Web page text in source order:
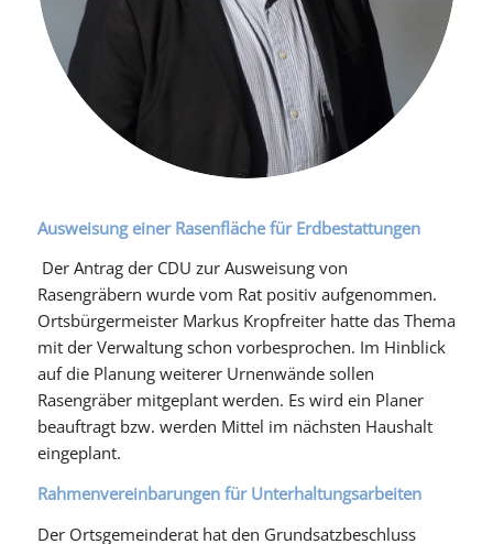
Ausweisung einer Rasenfläche für Erdbestattungen
Der Antrag der CDU zur Ausweisung von
Rasengräbern wurde vom Rat positiv aufgenommen.
Ortsbürgermeister Markus Kropfreiter hatte das Thema
mit der Verwaltung schon vorbesprochen. Im Hinblick
auf die Planung weiterer Urnenwände sollen
Rasengräber mitgeplant werden. Es wird ein Planer
beauftragt bzw. werden Mittel im nächsten Haushalt
eingeplant.
Rahmenvereinbarungen für Unterhaltungsarbeiten
Der Ortsgemeinderat hat den Grundsatzbeschluss